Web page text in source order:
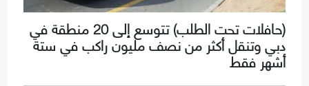
(حافلات تحت الطلب) تتوسع إلى 20 منطقة في
دبي وتنقل أكثر من نصف مليون راكب في ستة
أشهر فقط